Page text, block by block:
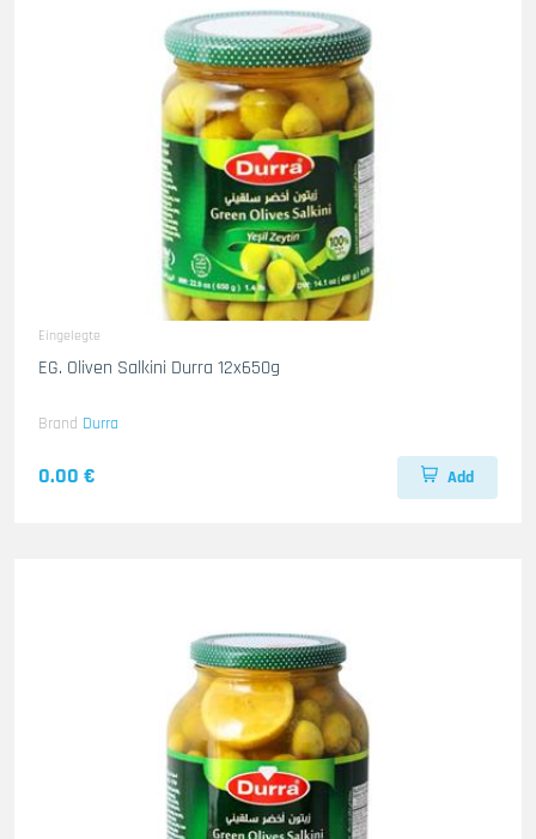
Eingelegte
EG. Oliven Salkini Durra 12x650g
Brand Durra
0.00 € Add